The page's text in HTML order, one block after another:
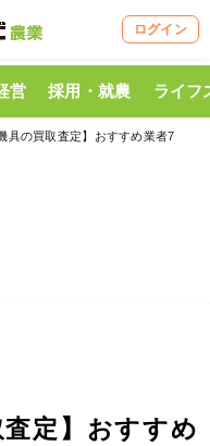
ログイン
営 採用・就農 ライフ
具の買取査定】おすすめ業者7
定】おすすめ